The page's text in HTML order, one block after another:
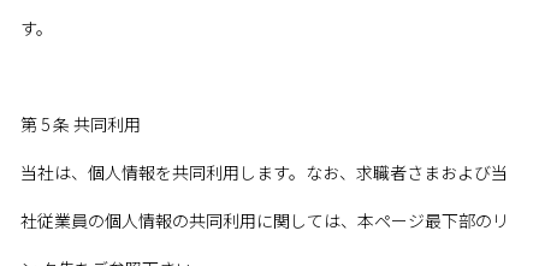
す。
第 5 条 共同利用
当社は、個人情報を共同利用します。なお、求職者さまおよび当
社従業員の個人情報の共同利用に関しては、本ページ最下部のリ